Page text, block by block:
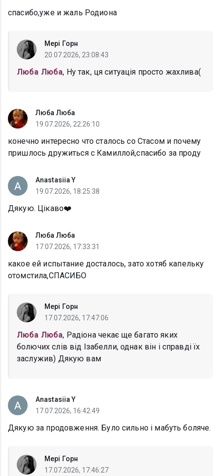
спасибо,уже и жаль Родиона
Мері Горн
20.07.2026, 23:08:43
Люба Люба, Ну так, ця ситуація просто жахлива(
Люба Люба
19.07.2026, 22:26:10
конечно интересно что сталось со Стасом и почему
пришлось дружиться с Камиллой,спасибо за проду
Anastasiia Y
19.07.2026, 18:25:38
Дякую. Цікаво❤️
Люба Люба
17.07.2026, 17:33:31
какое ей испытание досталось, зато хотяб капельку
отомстила,СПАСИБО
Мері Горн
17.07.2026, 17:47:06
Люба Люба, Радіона чекає ще багато яких
болючих слів від Ізабелли, однак він і справді їх
заслужив) Дякую вам
Anastasiia Y
17.07.2026, 16:42:49
Дякую за продовження. Було сильно і мабуть боляче.
Мері Горн
17.07.2026, 17:46:27